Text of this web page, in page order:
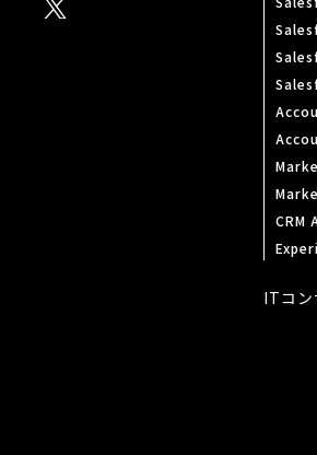
CRM
ITコン